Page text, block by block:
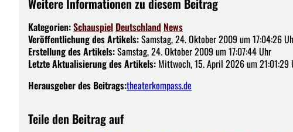
Weitere Informationen zu diesem Beitrag
Kategorien:Schauspiel Deutschland News
Veröffentlichung des Artikels:Samstag, 24. Oktober 2009 um 17:04:26
Erstellung des Artikels:Samstag, 24. Oktober 2009 um 17:07:44 Uhr
Letzte Aktualisierung des Artikels: Mittwoch, 15. April 2026 um 21:01:29
Herausgeber des Beitrags:theaterkompass.de
Teile den Beitrag auf